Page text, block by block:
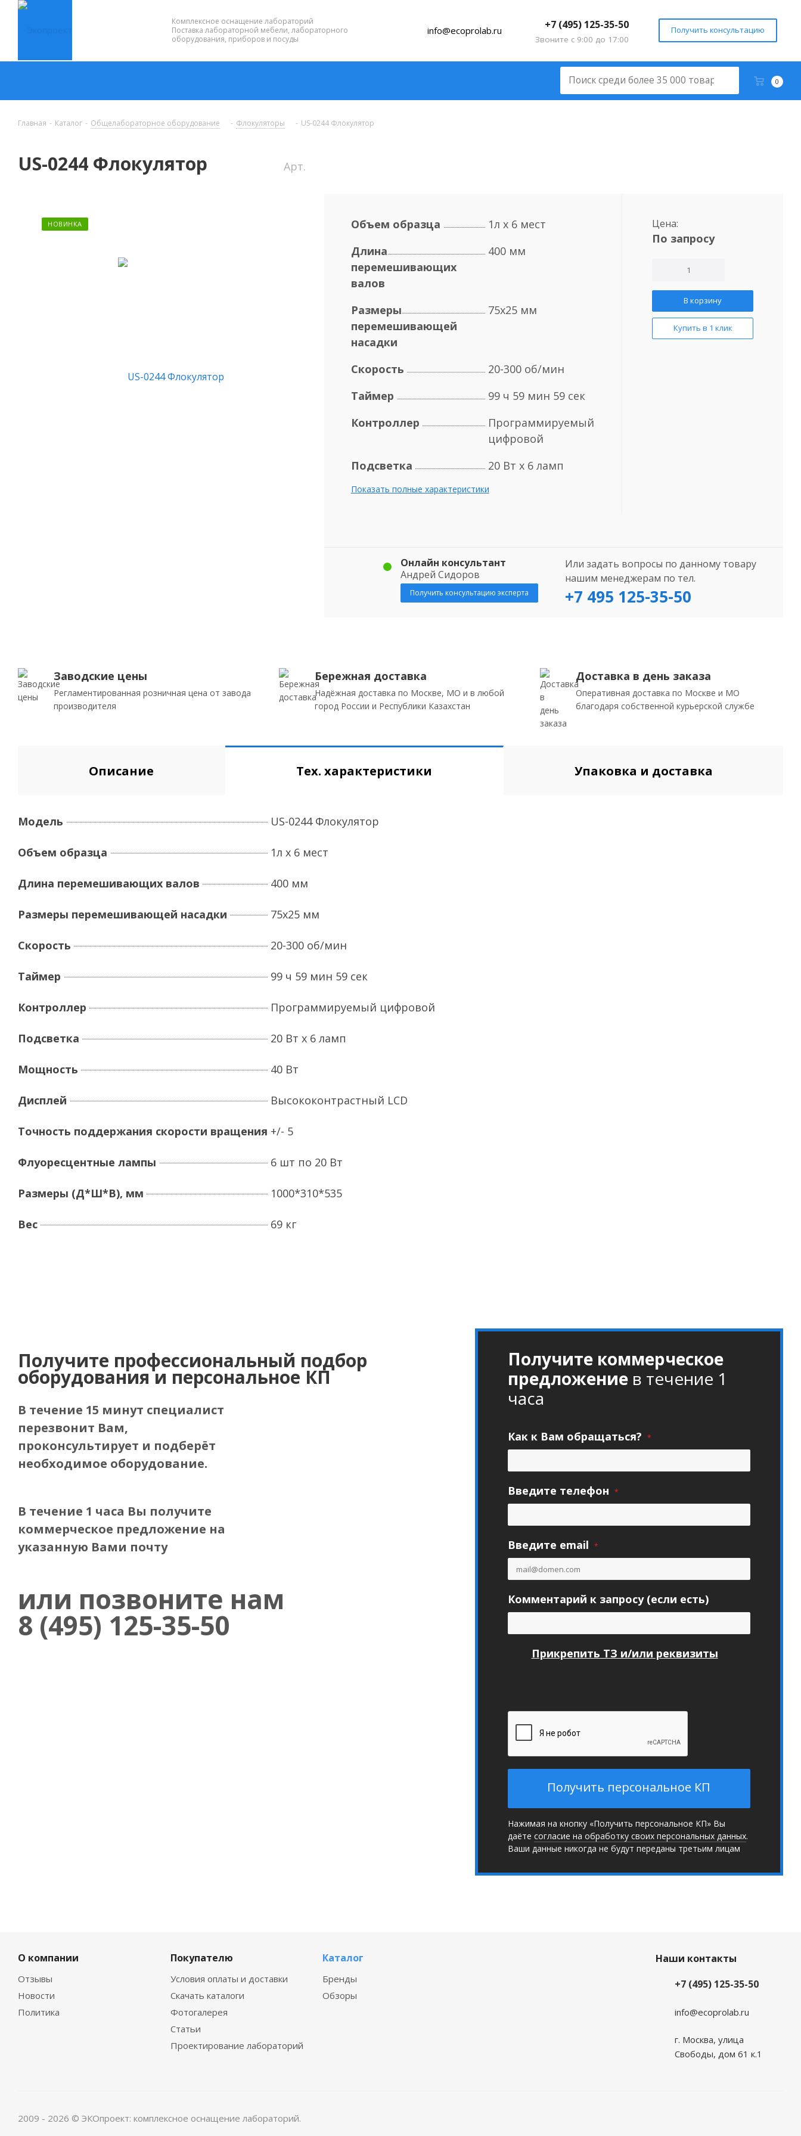
Комплексное оснащение лабораторий
Поставка лабораторной мебели, лабораторного
оборудования, приборов и посуды
info@ecoprolab.ru +7 (495) 125-35-50
Звоните с 9:00 до 17:00
Получить консультацию
0
Главная - Каталог - Общелабораторное оборудование - Флокуляторы - US-0244 Флокулятор
US-0244 Флокулятор Арт.
НОВИНКА Объем образца
1л х 6 мест
Длина
перемешивающих
валов
400 мм
Размеры
перемешивающей
насадки
75х25 мм
Скорость
20-300 об/мин
Таймер
99 ч 59 мин 59 сек
Контроллер
Программируемый
цифровой
Подсветка
20 Вт х 6 ламп
Показать полные характеристики
Цена:
По запросу
В корзину
Купить в 1 клик
Онлайн консультант
Андрей Сидоров
Получить консультацию эксперта
Или задать вопросы по данному товару
нашим менеджерам по тел.
+7 495 125-35-50
Заводские цены
Регламентированная розничная цена от завода
производителя
Бережная доставка
Надёжная доставка по Москве, МО и в любой
город России и Республики Казахстан
Доставка в день заказа
Оперативная доставка по Москве и МО
благодаря собственной курьерской службе
Описание Тех. характеристики Упаковка и доставка
Модель US-0244 Флокулятор
Объем образца 1л х 6 мест
Длина перемешивающих валов 400 мм
Размеры перемешивающей насадки 75х25 мм
Скорость 20-300 об/мин
Таймер 99 ч 59 мин 59 сек
Контроллер Программируемый цифровой
Подсветка 20 Вт х 6 ламп
Мощность 40 Вт
Дисплей Высококонтрастный LCD
Точность поддержания скорости вращения +/- 5
Флуоресцентные лампы 6 шт по 20 Вт
Размеры (Д*Ш*В), мм 1000*310*535
Вес 69 кг
Получите профессиональный подбор
оборудования и персональное КП
В течение 15 минут специалист
перезвонит Вам,
проконсультирует и подберёт
необходимое оборудование.
В течение 1 часа Вы получите
коммерческое предложение на
указанную Вами почту
или позвоните нам
8 (495) 125-35-50
Получите коммерческое
предложениев течение 1
часа
Как к Вам обращаться? *
Введите телефон *
Введите email *
Комментарий к запросу (если есть)
Прикрепить ТЗ и/или реквизиты
Получить персональное КП
Нажимая на кнопку «Получить персональное КП» Вы
даёте согласие на обработку своих персональных данных.
Ваши данные никогда не будут переданы третьим лицам
О компании
Отзывы
Новости
Политика
Покупателю
Условия оплаты и доставки
Скачать каталоги
Фотогалерея
Статьи
Проектирование лабораторий
Каталог
Бренды
Обзоры
Наши контакты
+7 (495) 125-35-50
info@ecoprolab.ru
г. Москва, улица
Свободы, дом 61 к.1
2009 - 2026 © ЭКОпроект: комплексное оснащение лабораторий.